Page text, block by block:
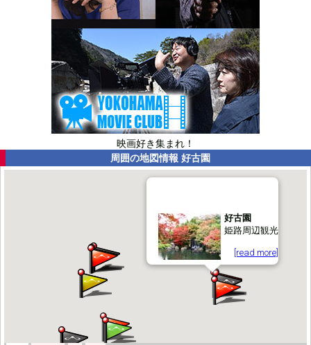
映画好き集まれ！
周囲の地図情報 好古園
好古園
姫路周辺観光
[read more]